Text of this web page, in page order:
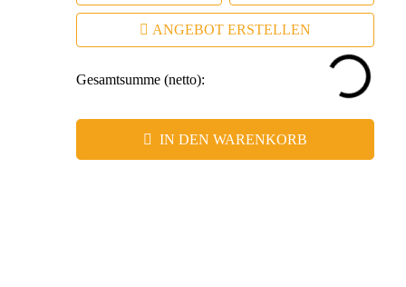
ANGEBOT ERSTELLEN
Gesamtsumme (netto):
IN DEN WARENKORB